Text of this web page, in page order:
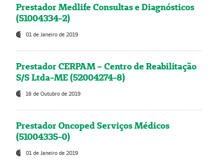
Prestador Medlife Consultas e Diagnósticos
(51004334-2)
01 de Janeiro de 2019
Prestador CERPAM – Centro de Reabilitação
S/S Ltda-ME (52004274-8)
18 de Outubro de 2019
Prestador Oncoped Serviços Médicos
(51004335-0)
01 de Janeiro de 2019